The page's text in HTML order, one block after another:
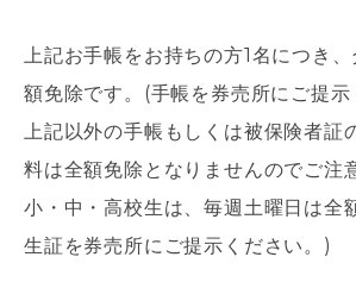
上記お手帳をお持ちの方1名につき
額免除です。(手帳を券売所にご提示
上記以外の手帳もしくは被保険者証
料は全額免除となりませんのでご注
小・中・高校生は、毎週土曜日は全
生証を券売所にご提示ください。)